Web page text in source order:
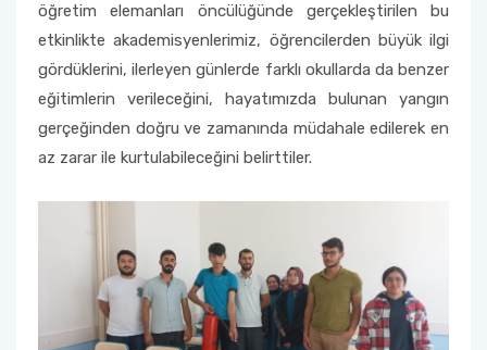
öğretim elemanları öncülüğünde gerçekleştirilen bu
etkinlikte akademisyenlerimiz, öğrencilerden büyük ilgi
gördüklerini, ilerleyen günlerde farklı okullarda da benzer
eğitimlerin verileceğini, hayatımızda bulunan yangın
gerçeğinden doğru ve zamanında müdahale edilerek en
az zarar ile kurtulabileceğini belirttiler.